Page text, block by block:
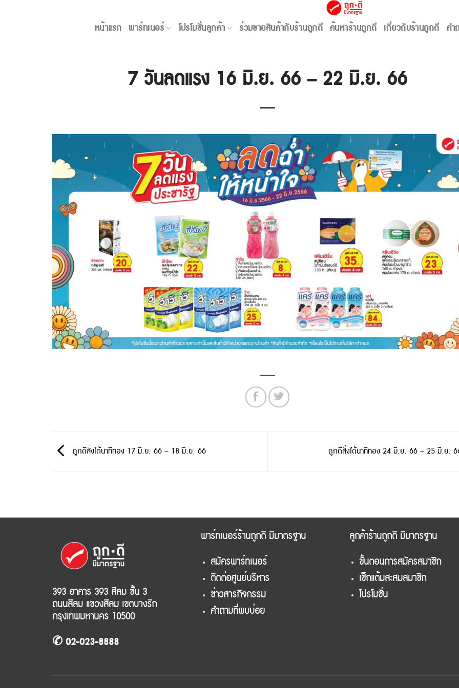
หน้าแรก พาร์ทเนอร์ โปรโมชั่นลูกค้า ร่วมขายสินค้ากับร้านถูกดี ค้นหาร้านถูกดี เกี่ยวกับร้านถูกดี ค
7 วันลดแรง 16 มิ.ย. 66 – 22 มิ.ย. 66
ถูกดีสั่งได้นาทีทอง 17 มิ.ย. 66 – 18 มิ.ย. 66 ถูกดีสั่งได้นาทีทอง 24 มิ.ย. 66 – 25 มิ.ย.
393 อาคาร 393 สีลม ชั้น 3
ถนนสีลม แขวงสีลม เขตบางรัก
กรุงเทพมหานคร 10500
✆ 02-023-8888
พาร์ทเนอร์ร้านถูกดี มีมาตรฐาน
สมัครพาร์ทเนอร์
ติดต่อศูนย์บริหาร
ข่าวสารกิจกรรม
คำถามที่พบบ่อย
ลูกค้าร้านถูกดี มีมาตรฐาน
ขั้นตอนการสมัครสมาชิก
เช็กแต้มสะสมสมาชิก
โปรโมชั่น